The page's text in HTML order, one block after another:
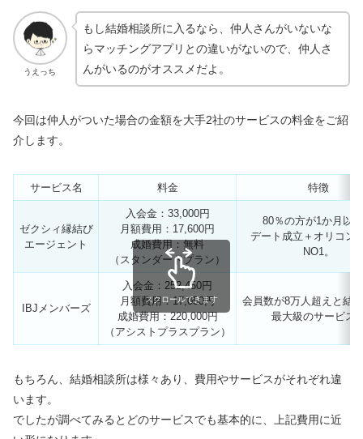
うえっち
もし結婚相談所に入るなら、仲人さんがいないな
らマッチングアプリとの違いがないので、仲人さ
んがいるのがオススメだよ。
今回は仲人がついた場合の金額を大手2社のサービスの料金をご紹
介します。
サービス名 料金 特徴
ゼクシィ縁結び
エージェント
入会金：33,000円
月額費用：17,600円
成婚費用：無料
（スタンダードプラン）
80％の方が1か月以
デート成立＋オリコン
NO1。
IBJメンバーズ
入会金：252,450円
月額費用：17,050円
成婚費用：220,000円
（アシストプラスプラン）
会員数が8万人超えと結
最大級のサービス
スクロールできます
もちろん、結婚相談所は様々あり、費用やサービスがそれぞれ違
います。
でしたが調べてみるとどのサービスでも基本的に、上記費用に近